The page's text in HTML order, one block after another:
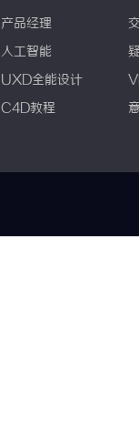
产品经理
人工智能
UXD全能设计
C4D教程